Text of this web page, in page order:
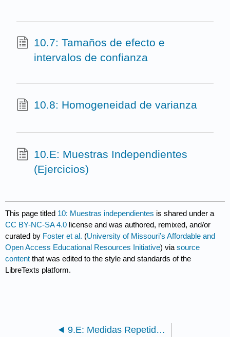
10.7: Tamaños de efecto e
intervalos de confianza
10.8: Homogeneidad de varianza
10.E: Muestras Independientes
(Ejercicios)
This page titled 10: Muestras independientes is shared under a
CC BY-NC-SA 4.0 license and was authored, remixed, and/or
curated by Foster et al. (University of Missouri’s Affordable and
Open Access Educational Resources Initiative) viasource
content that was edited to the style and standards of the
LibreTexts platform.
9.E: Medidas Repetidas (Ejercicios)